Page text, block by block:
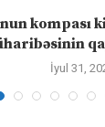
kompası
İyul 31,